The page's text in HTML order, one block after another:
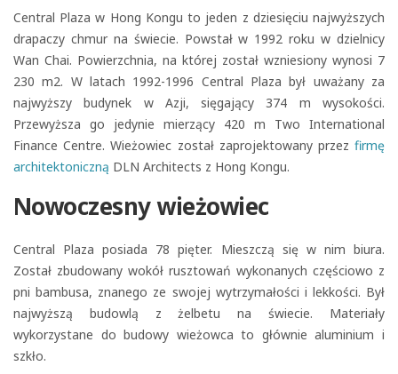
Central Plaza w Hong Kongu to jeden z dziesięciu najwyższych
drapaczy chmur na świecie. Powstał w 1992 roku w dzielnicy
Wan Chai. Powierzchnia, na której został wzniesiony wynosi 7
230 m2. W latach 1992-1996 Central Plaza był uważany za
najwyższy budynek w Azji, sięgający 374 m wysokości.
Przewyższa go jedynie mierzący 420 m Two International
Finance Centre. Wieżowiec został zaprojektowany przez firmę
architektoniczną DLN Architects z Hong Kongu.
Nowoczesny wieżowiec
Central Plaza posiada 78 pięter. Mieszczą się w nim biura.
Został zbudowany wokół rusztowań wykonanych częściowo z
pni bambusa, znanego ze swojej wytrzymałości i lekkości. Był
najwyższą budowlą z żelbetu na świecie. Materiały
wykorzystane do budowy wieżowca to głównie aluminium i
szkło.